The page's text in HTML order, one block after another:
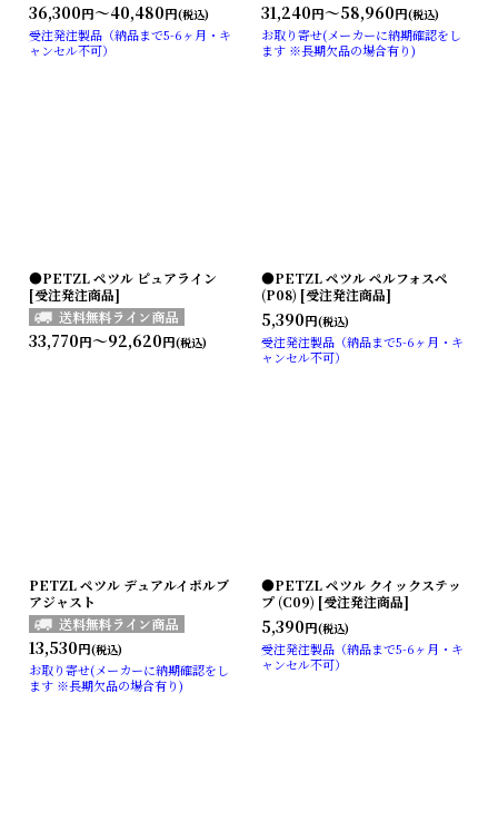
36,300円～40,480円(税込)
受注発注製品（納品まで5-6ヶ月・キ
ャンセル不可）
31,240円～58,960円(税込)
お取り寄せ(メーカーに納期確認をし
ます ※長期欠品の場合有り)
●PETZL ペツル ピュアライン
[受注発注商品]
33,770円～92,620円(税込)
●PETZL ペツル ペルフォスペ
(P08) [受注発注商品]
5,390円(税込)
受注発注製品（納品まで5-6ヶ月・キ
ャンセル不可）
PETZL ペツル デュアルイボルブ
アジャスト
13,530円(税込)
お取り寄せ(メーカーに納期確認をし
ます ※長期欠品の場合有り)
●PETZL ペツル クイックステッ
プ (C09) [受注発注商品]
5,390円(税込)
受注発注製品（納品まで5-6ヶ月・キ
ャンセル不可）